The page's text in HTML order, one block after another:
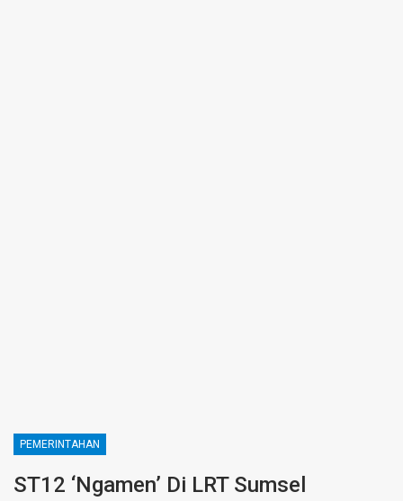
PEMERINTAHAN
ST12 ‘Ngamen’ Di LRT Sumsel